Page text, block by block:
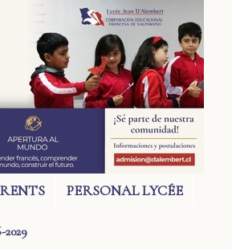
PERSONAL LYCÉE